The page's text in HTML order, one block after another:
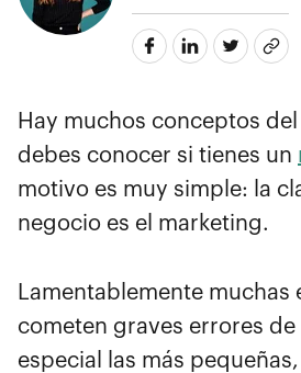
Hay muchos conceptos
debes conocer si tienes un
motivo es muy simple: la
negocio es el marketing.
Lamentablemente muchas
cometen graves errores
especial las más